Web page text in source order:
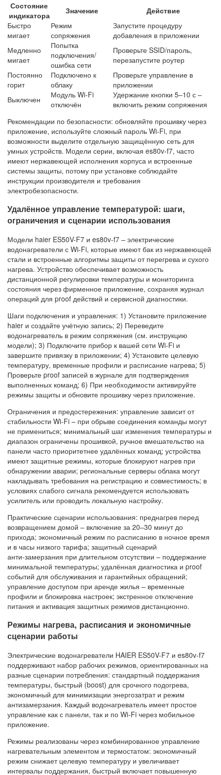
Состояние
индикатора
Значение
Действие
Быстро
мигает
Режим
сопряжения
Запустите процедуру
добавления в приложении
Медленно
мигает
Попытка
подключения/
ошибка сети
Проверьте SSID/пароль,
перезапустите роутер
Постоянно
горит
Подключено к
облаку
Проверьте управление в
приложении
Выключен
Модуль Wi‑Fi
отключён
Удержание кнопки 5–10 с –
включить режим сопряжения
Рекомендации по безопасности: обновляйте прошивку через
приложение, используйте сложный пароль Wi‑Fi, при
возможности выделите отдельную защищённую сеть для
умных устройств. Модели серии, включая es80v-f7, часто
имеют нержавеющей исполнения корпуса и встроенные
системы защиты, потому при установке соблюдайте
инструкции производителя и требования
электробезопасности.
Удалённое управление температурой: шаги,
ограничения и сценарии использования
Модели haier ES50V-F7 и es80v-f7 – электрические
водонагреватели с Wi‑Fi, которые имеют бак из нержавеющей
стали и встроенные алгоритмы защиты от перегрева и сухого
нагрева. Устройство обеспечивает возможность
дистанционной регулировки температуры и мониторинга
состояния через фирменное приложение, сохраняя журнал
операций для proof действий и сервисной диагностики.
Шаги подключения и управления: 1) Установите приложение
haier и создайте учётную запись; 2) Переведите
водонагреватель в режим сопряжения (см. инструкцию
модели); 3) Подключите прибор к вашей сети Wi‑Fi и
завершите привязку в приложении; 4) Установите целевую
температуру, временные профили и расписание нагрева; 5)
Проверьте proof записей в журнале для подтверждения
выполненных команд; 6) При необходимости активируйте
режимы защиты и обновите прошивку через приложение.
Ограничения и предостережения: управление зависит от
стабильности Wi‑Fi – при обрыве соединения команды могут
не примениться; минимальный шаг изменения температуры и
диапазон ограничены прошивкой, ручное вмешательство на
панели часто приоритетнее удалённых команд; устройства
имеют защитные режимы, которые блокируют нагрев при
обнаружении аварии; региональные серверы облака могут
накладывать требования на регистрацию и совместимость; в
условиях слабого сигнала рекомендуется использовать
усилитель или проводить локальную настройку.
Практические сценарии использования: преднагрев перед
возвращением домой – включение за 20–30 минут до
прихода; экономичный режим по расписанию в ночное время
и в часы низкого тарифа; защитный сценарий
анти‑замерзания при длительном отсутствии – поддержание
минимальной температуры; удалённая диагностика и proof
событий для обслуживания и гарантийных обращений;
управление доступом при аренде жилья – временные
профили и блокировка настроек; экстренное отключение
питания и активация защитных режимов дистанционно.
Режимы нагрева, расписания и экономичные
сценарии работы
Электрические водонагреватели HAIER ES50V-F7 и es80v-f7
поддерживают набор рабочих режимов, ориентированных на
разные сценарии потребления: стандартный поддержания
температуры, быстрый (boost) для срочного подогрева,
экономичный для минимизации энергозатрат и режим
антизамерзания. Каждый водонагреватель имеет простое
управление как с панели, так и по Wi‑Fi через мобильное
приложение.
Режимы реализованы через комбинированное управление
нагревательным элементом и термостатом: экономичный
режим снижает целевую температуру и увеличивает
интервалы поддержания, быстрый включает повышенную